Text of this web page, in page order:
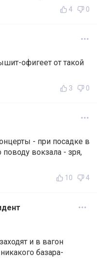
4 0
офигеет от такой
3 0
- при посадке в
вокзала - зря,
10 4
и в вагон
базара-